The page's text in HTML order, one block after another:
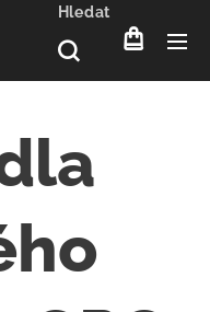
Hledat